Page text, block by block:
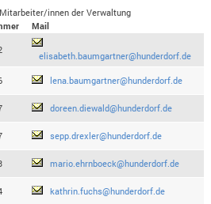
innen der Verwaltung
Mail
elisabeth.baumgartner@hunderdorf.de
lena.baumgartner@hunderdorf.de
doreen.diewald@hunderdorf.de
sepp.drexler@hunderdorf.de
mario.ehrnboeck@hunderdorf.de
kathrin.fuchs@hunderdorf.de